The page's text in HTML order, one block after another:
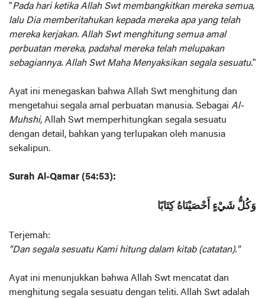
"Pada hari ketika Allah Swt membangkitkan mereka semua,
lalu Dia memberitahukan kepada mereka apa yang telah
mereka kerjakan. Allah Swt menghitung semua amal
perbuatan mereka, padahal mereka telah melupakan
sebagiannya. Allah Swt Maha Menyaksikan segala sesuatu."
Ayat ini menegaskan bahwa Allah Swt menghitung dan
mengetahui segala amal perbuatan manusia. Sebagai Al-
Muhshi, Allah Swt memperhitungkan segala sesuatu
dengan detail, bahkan yang terlupakan oleh manusia
sekalipun.
Surah Al-Qamar (54:53):
وَكُلُّ شَيْءٍ أَحْصَيْنَاهُ كِتَابًا
Terjemah:
"Dan segala sesuatu Kami hitung dalam kitab (catatan)."
Ayat ini menunjukkan bahwa Allah Swt mencatat dan
menghitung segala sesuatu dengan teliti. Allah Swt adalah